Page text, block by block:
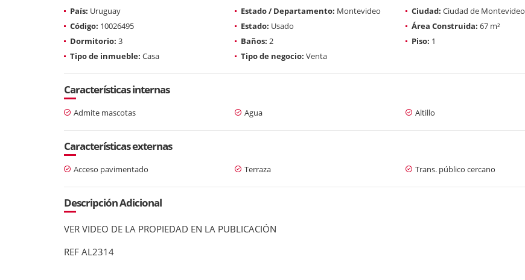
País: Uruguay Estado / Departamento: Montevideo Ciudad: Ciudad de Montevideo
Código: 10026495 Estado: Usado Área Construida: 67 m²
Dormitorio: 3 Baños: 2 Piso: 1
Tipo de inmueble: Casa Tipo de negocio: Venta
Características internas
Admite mascotas Agua Altillo
Características externas
Acceso pavimentado Terraza Trans. público cercano
Descripción Adicional
VER VIDEO DE LA PROPIEDAD EN LA PUBLICACIÓN
REF AL2314